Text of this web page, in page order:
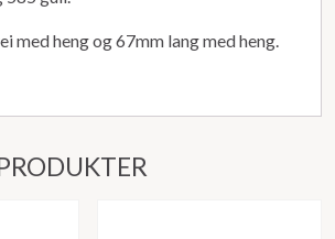
med heng og 67mm lang med heng.